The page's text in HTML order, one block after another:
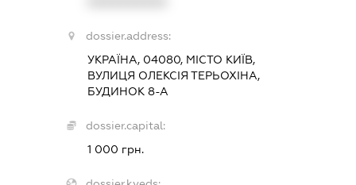
dossier.address:
УКРАЇНА, 04080, МІСТО КИЇВ,
ВУЛИЦЯ ОЛЕКСІЯ ТЕРЬОХІНА,
БУДИНОК 8-А
dossier.capital:
1 000 грн.